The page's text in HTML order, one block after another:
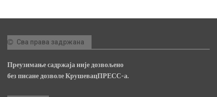
Сва права задржана
Преузимање садржаја није дозвољено
без писане дозволе КрушевацПРЕСС-а.